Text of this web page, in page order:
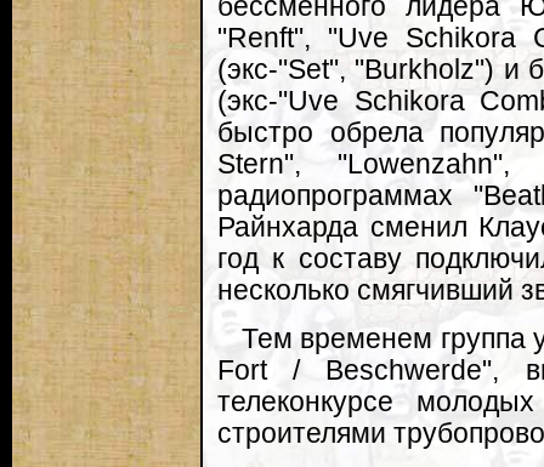
бессменного лидера
"Renft", "Uve Schikora
(экс-"Set", "Burkholz") и
(экс-"Uve Schikora
быстро обрела
Stern",
радиопрограммах
Райнхарда сменил
год к составу
несколько смягчивший
Тем временем группа
Fort / Beschwerde",
телеконкурсе
строителями